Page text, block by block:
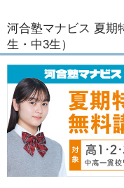
河合塾マナビス 夏期
生・中3生）